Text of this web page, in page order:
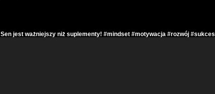
Sen jest ważniejszy niż suplementy! #mindset #motywacja #rozwój #sukces